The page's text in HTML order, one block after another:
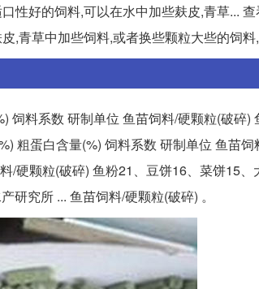
性好的饲料,可以在水中加些麸皮,青草...
,青草中加些饲料,或者换些颗粒大些的饲料
饲料系数 研制单位 鱼苗饲料/硬颗粒(破碎
粗蛋白含量(%) 饲料系数 研制单位 鱼苗
/硬颗粒(破碎) 鱼粉21、豆饼16、菜饼15
研究所 ... 鱼苗饲料/硬颗粒(破碎) 。